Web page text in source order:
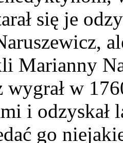
się je
Marianny
w
i odzyskał
go